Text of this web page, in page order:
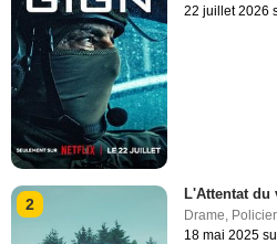
22 juillet 2026
2
L'Attentat du
Drame, Policier
18 mai 2025